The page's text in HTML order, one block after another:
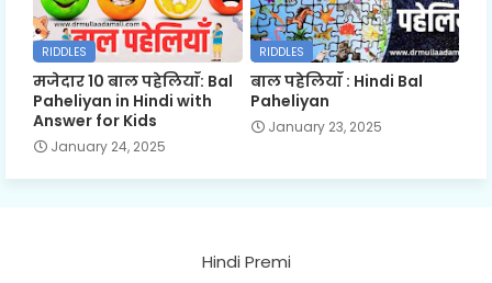
RIDDLES
मजेदार 10 बाल पहेलियाँ: Bal
Paheliyan in Hindi with
Answer for Kids
January 24, 2025
RIDDLES
बाल पहेलियाँ : Hindi Bal
Paheliyan
January 23, 2025
Hindi Premi